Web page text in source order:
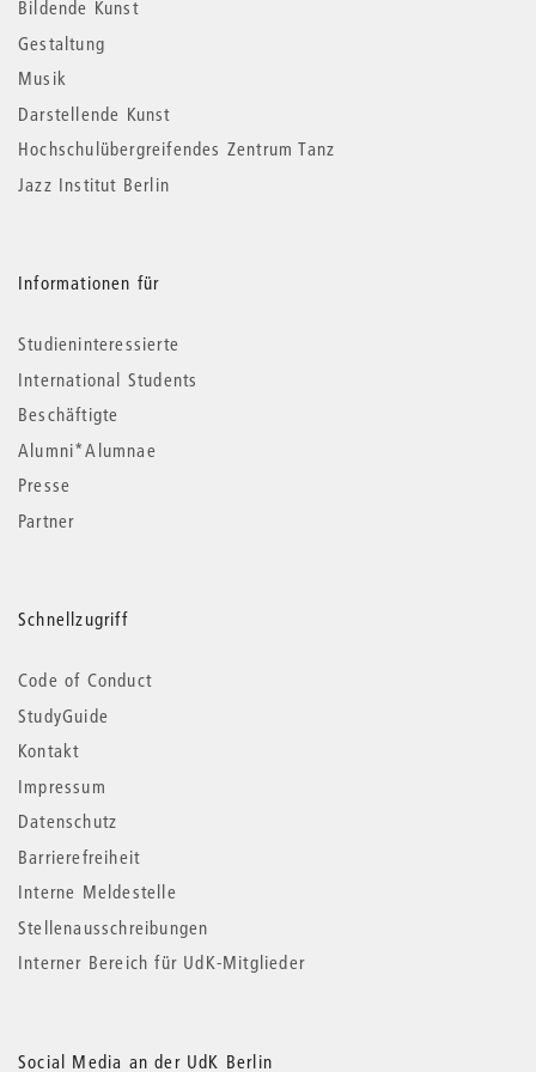
Bildende Kunst
Gestaltung
Musik
Darstellende Kunst
Hochschulübergreifendes Zentrum Tanz
Jazz Institut Berlin
Informationen für
Studieninteressierte
International Students
Beschäftigte
Alumni*Alumnae
Presse
Partner
Schnellzugriff
Code of Conduct
StudyGuide
Kontakt
Impressum
Datenschutz
Barrierefreiheit
Interne Meldestelle
Stellenausschreibungen
Interner Bereich für UdK-Mitglieder
Social Media an der UdK Berlin